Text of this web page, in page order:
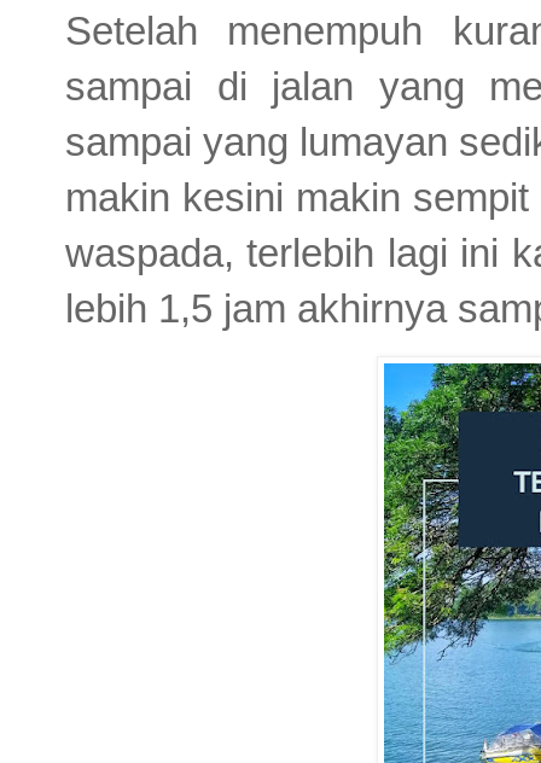
Setelah menempuh
sampai di jalan yang
sampai yang lumayan
makin kesini makin
waspada, terlebih lagi ini
lebih 1,5 jam akhirnya